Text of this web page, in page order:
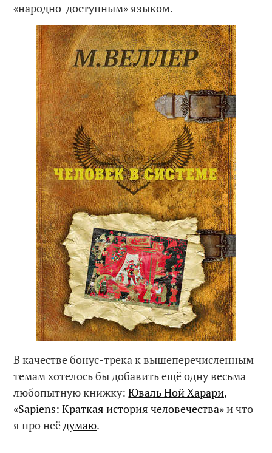
«народно-доступным» языком.
В качестве бонус-трека к вышеперечисленным
темам хотелось бы добавить ещё одну весьма
любопытную книжку:Юваль Ной Харари,
«Sapiens: Краткая история человечества»и что
я про неёдумаю.